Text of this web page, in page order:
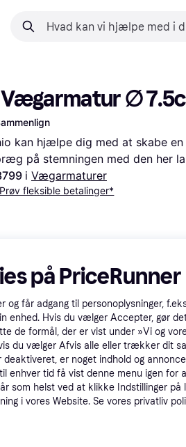
∅
kan hjælpe dig med at skabe
på stemningen med den her
i Vægarmaturer
Prøv fleksible betalinger*
på PriceRunner
og får adgang til personoplysninger,
enhed. Hvis du vælger Accepter, gør
de formål, der er vist under »Vi og
du vælger Afvis alle eller trækker dit
er noget indhold og
enhver tid få vist denne menu igen for
som helst ved at klikke Indstillinger på
i vores Website. Se vores privatliv